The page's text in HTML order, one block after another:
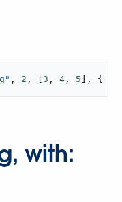
, 2 , [ 3 , 4 , 5 ], {
with: